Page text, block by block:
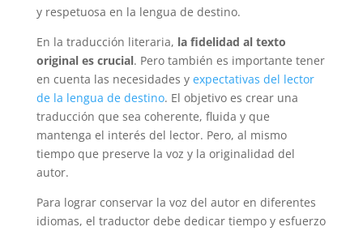
y respetuosa en la lengua de destino.
En la traducción literaria, la fidelidad al texto
original es crucial. Pero también es importante tener
en cuenta las necesidades y expectativas del lector
de la lengua de destino. El objetivo es crear una
traducción que sea coherente, fluida y que
mantenga el interés del lector. Pero, al mismo
tiempo que preserve la voz y la originalidad del
autor.
Para lograr conservar la voz del autor en diferentes
idiomas, el traductor debe dedicar tiempo y esfuerzo